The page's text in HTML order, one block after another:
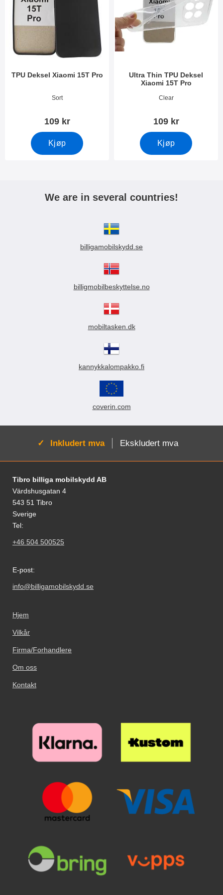
TPU Deksel Xiaomi 15T Pro
Varenummer 54379
Sort
109 kr
Kjøp
Ultra Thin TPU Deksel
Xiaomi 15T Pro
Varenummer 54381
Clear
109 kr
Kjøp
We are in several countries!
billigamobilskydd.se
billigmobilbeskyttelse.no
mobiltasken.dk
kannykkalompakko.fi
coverin.com
Aktiv:
Inkludert mva Ekskludert mva
Footer-innhold Blandet informasjon og
Tibro billiga mobilskydd AB
Värdshusgatan 4
543 51 Tibro
Sverige
Tel:
+46 504 500525
E-post:
info@billigamobilskydd.se
Hjem
Vilkår
Firma/Forhandlere
Om oss
Kontakt